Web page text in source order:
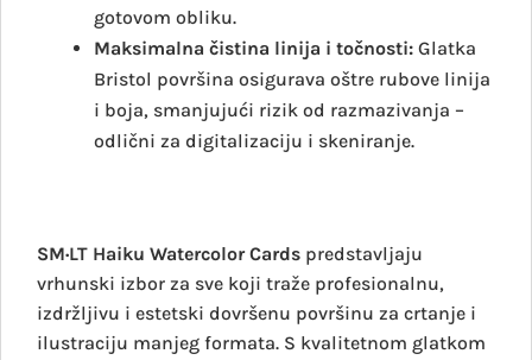
gotovom obliku.
Maksimalna čistina linija i točnosti: Glatka
Bristol površina osigurava oštre rubove linija
i boja, smanjujući rizik od razmazivanja –
odlični za digitalizaciju i skeniranje.
SM·LT Haiku Watercolor Cards predstavljaju
vrhunski izbor za sve koji traže profesionalnu,
izdržljivu i estetski dovršenu površinu za crtanje i
ilustraciju manjeg formata. S kvalitetnom glatkom